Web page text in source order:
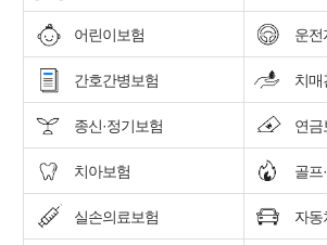
어린이보험 운전
간호간병보험 치매
종신·정기보험 연금
치아보험 골프
실손의료보험 자동